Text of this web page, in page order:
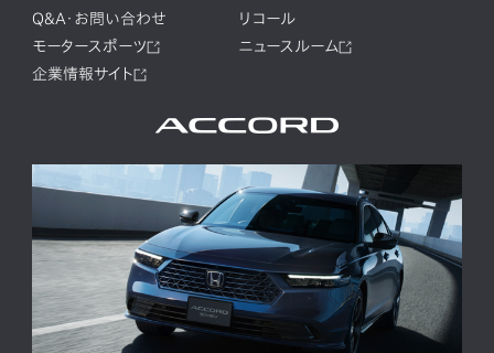
Q&A・お問い合わせ
リコール
モータースポーツ
ニュースルーム
企業情報サイト